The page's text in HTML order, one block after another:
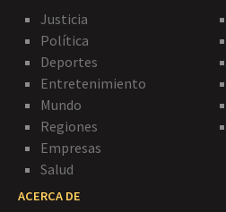
Justicia
Política
Deportes
Entretenimiento
Mundo
Regiones
Empresas
Salud
ACERCA DE